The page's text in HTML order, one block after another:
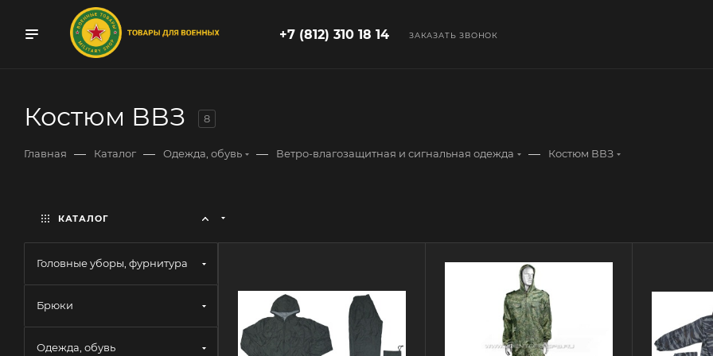
+7 (812) 310 18 14 ЗАКАЗАТЬ ЗВОНОК
Костюм ВВЗ 8
Главная — Каталог — Одежда, обувь — Ветро-влагозащитная и сигнальная одежда — Костюм ВВЗ
КАТАЛОГ
Головные уборы, фурнитура
Брюки
Одежда, обувь